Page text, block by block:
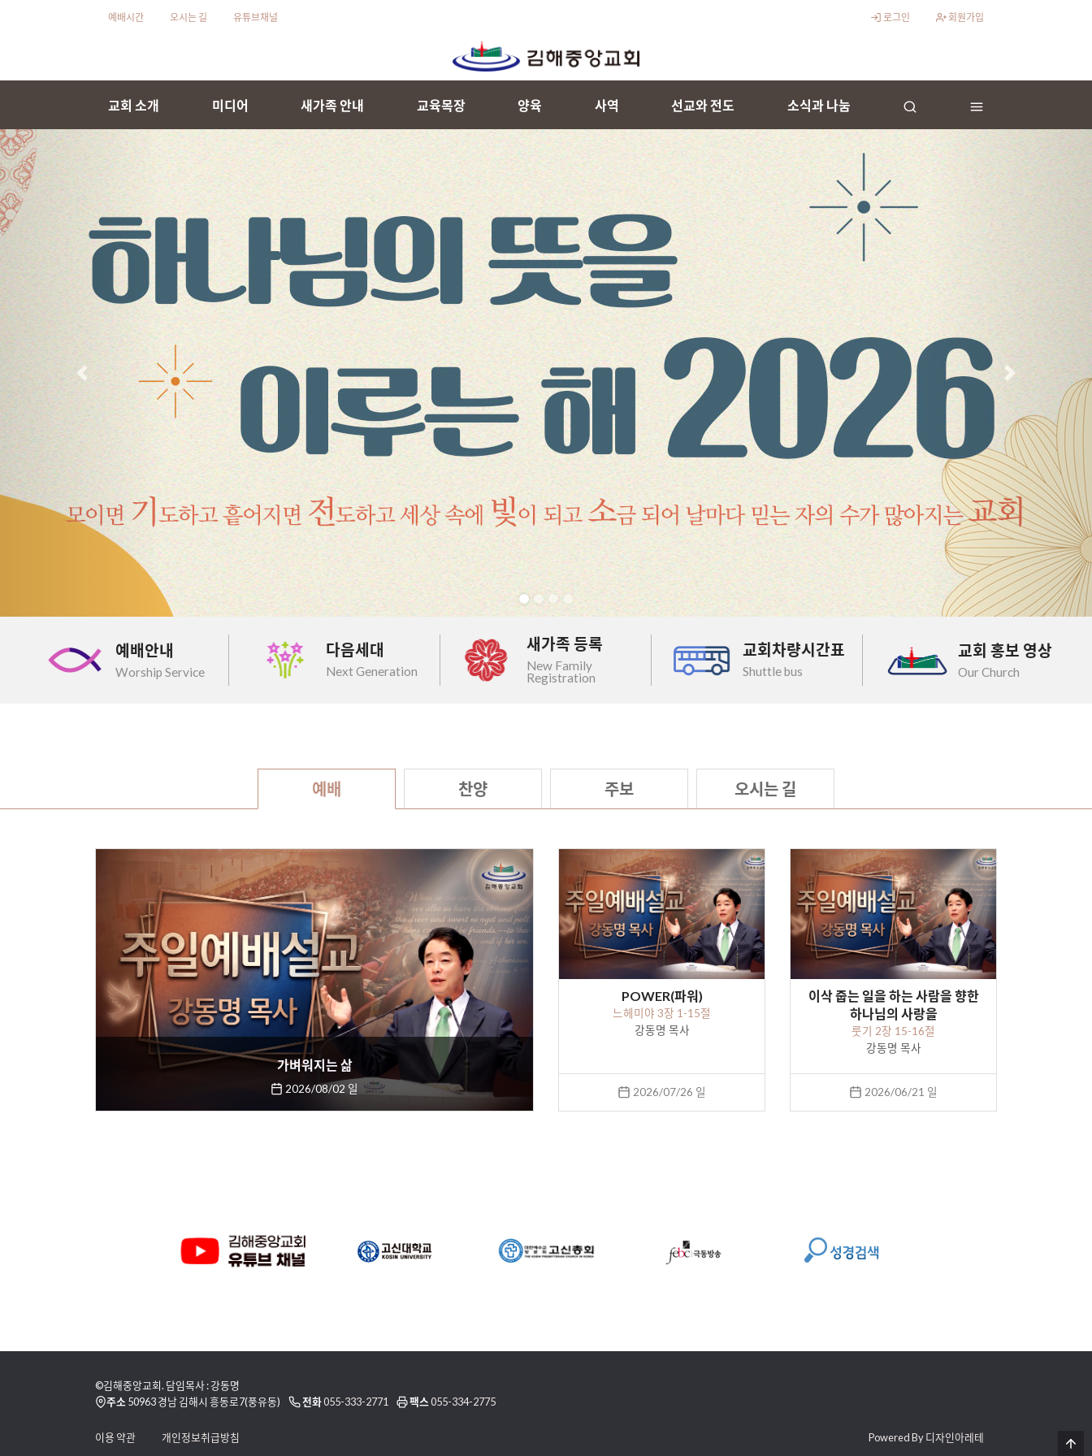
예배시간 오시는 길 유튜브채널 로그인 회원가입
교회 소개 미디어 새가족 안내 교육목장 양육 사역 선교와 전도 소식과 나눔
이전 다음
예배안내
Worship Service
다음세대
Next Generation
새가족 등록
New Family
Registration
교회차량시간표
Shuttle bus
교회 홍보 영상
Our Church
예배 찬양 주보 오시는 길
가벼워지는 삶
2026/08/02 일
POWER(파워)
느헤미야 3장 1-15절
강동명 목사
2026/07/26 일
이삭 줍는 일을 하는 사람을 향한
하나님의 사랑을
룻기 2장 15-16절
강동명 목사
2026/06/21 일
©김해중앙교회. 담임목사 : 강동명
주소50963 경남 김해시 흥동로7(풍유동) 전화055-333-2771 팩스055-334-2775
이용 약관 개인정보취급방침 Powered By 디자인아레테